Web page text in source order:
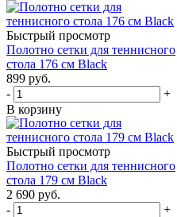
Быстрый просмотр
Полотно сетки для теннисного
стола 176 см Black
899 руб.
-
+
В корзину
Быстрый просмотр
Полотно сетки для теннисного
стола 179 см Black
2 690 руб.
-
+